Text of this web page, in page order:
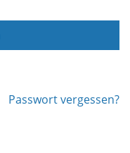
Passwort vergessen?